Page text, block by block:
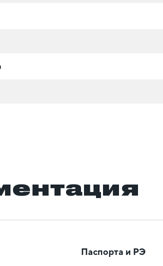
Паспорта и РЭ